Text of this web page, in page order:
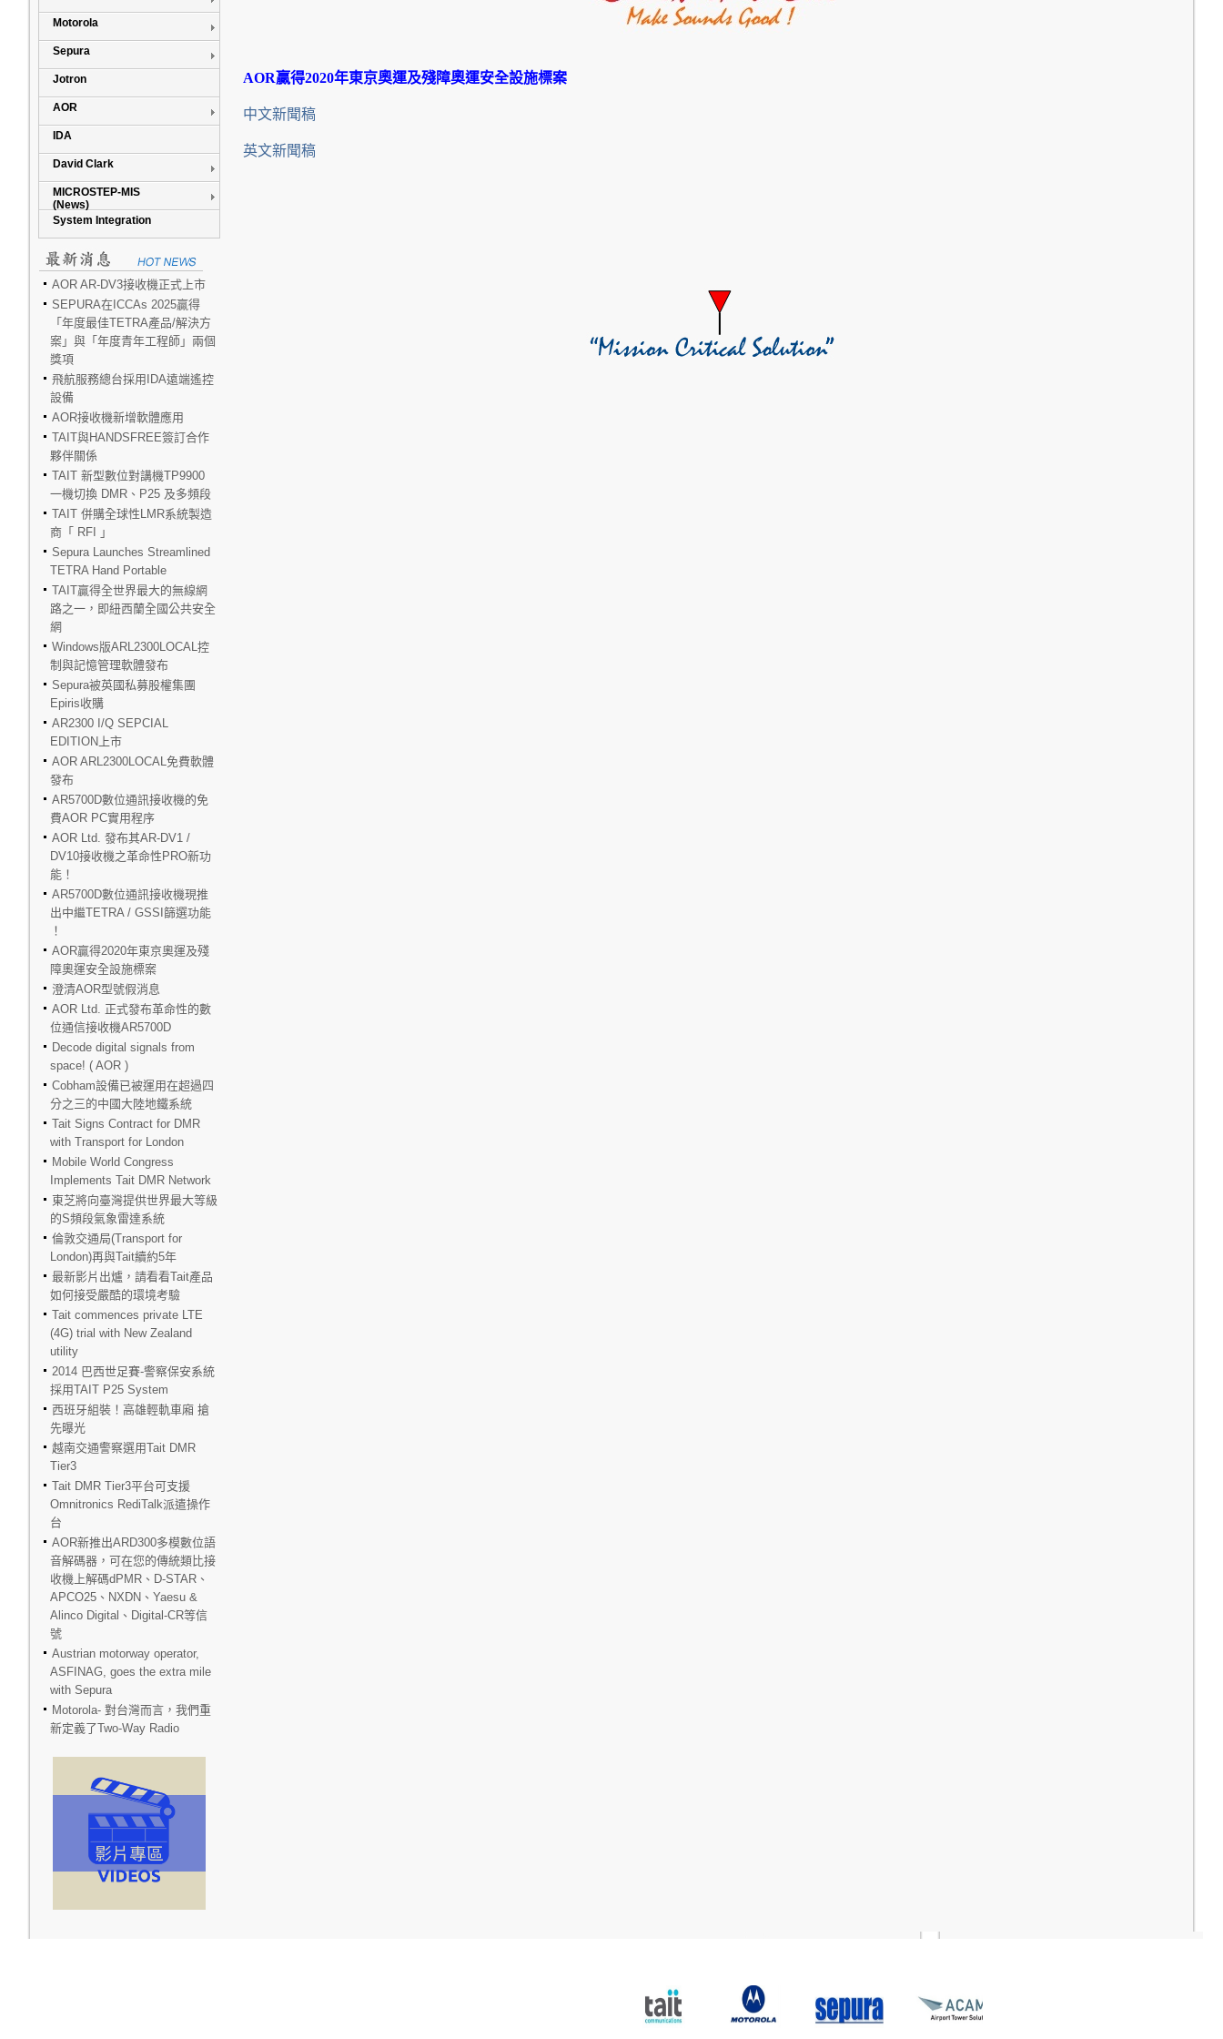
Motorola
Sepura
Jotron
AOR
IDA
David Clark
MICROSTEP-MIS
(News)
System Integration
AOR AR-DV3接收機正式上市
SEPURA在ICCAs 2025贏得
「年度最佳TETRA產品/解決方
案」與「年度青年工程師」兩個
獎項
飛航服務總台採用IDA遠端遙控
設備
AOR接收機新增軟體應用
TAIT與HANDSFREE簽訂合作
夥伴關係
TAIT 新型數位對講機TP9900
一機切換 DMR、P25 及多頻段
TAIT 併購全球性LMR系統製造
商「 RFI 」
Sepura Launches Streamlined
TETRA Hand Portable
TAIT贏得全世界最大的無線網
路之一，即紐西蘭全國公共安全
網
Windows版ARL2300LOCAL控
制與記憶管理軟體發布
Sepura被英國私募股權集團
Epiris收購
AR2300 I/Q SEPCIAL
EDITION上市
AOR ARL2300LOCAL免費軟體
發布
AR5700D數位通訊接收機的免
費AOR PC實用程序
AOR Ltd. 發布其AR-DV1 /
DV10接收機之革命性PRO新功
能！
AR5700D數位通訊接收機現推
出中繼TETRA / GSSI篩選功能
！
AOR贏得2020年東京奧運及殘
障奧運安全設施標案
澄清AOR型號假消息
AOR Ltd. 正式發布革命性的數
位通信接收機AR5700D
Decode digital signals from
space! ( AOR )
Cobham設備已被運用在超過四
分之三的中國大陸地鐵系統
Tait Signs Contract for DMR
with Transport for London
Mobile World Congress
Implements Tait DMR Network
東芝將向臺灣提供世界最大等級
的S頻段氣象雷達系統
倫敦交通局(Transport for
London)再與Tait續約5年
最新影片出爐，請看看Tait產品
如何接受嚴酷的環境考驗
Tait commences private LTE
(4G) trial with New Zealand
utility
2014 巴西世足賽-警察保安系統
採用TAIT P25 System
西班牙組裝！高雄輕軌車廂 搶
先曝光
越南交通警察選用Tait DMR
Tier3
Tait DMR Tier3平台可支援
Omnitronics RediTalk派遣操作
台
AOR新推出ARD300多模數位語
音解碼器，可在您的傳統類比接
收機上解碼dPMR、D-STAR、
APCO25、NXDN、Yaesu &
Alinco Digital、Digital-CR等信
號
Austrian motorway operator,
ASFINAG, goes the extra mile
with Sepura
Motorola- 對台灣而言，我們重
新定義了Two-Way Radio
AOR贏得2020年東京奧運及殘障奧運安全設施標案
中文新聞稿
英文新聞稿